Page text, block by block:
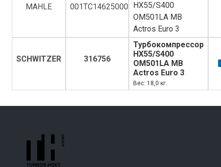
MAHLE 001TC14625000
HX55/S400
OM501LA MB
Actros Euro 3
SCHWITZER 316756
Турбокомпрессор
HX55/S400
OM501LA MB
Actros Euro 3
Вес: 18,0 кг.